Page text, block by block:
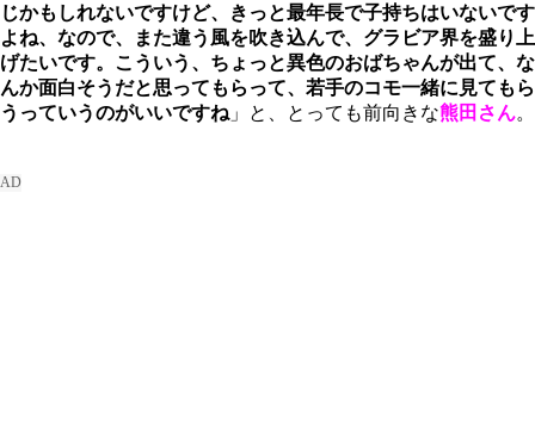
じかもしれないですけど、きっと最年長で子持ちはいないです
よね、なので、また違う風を吹き込んで、グラビア界を盛り上
げたいです。こういう、ちょっと異色のおばちゃんが出て、な
んか面白そうだと思ってもらって、若手のコモ一緒に見てもら
うっていうのがいいですね 」と、とっても前向きな熊田さん。